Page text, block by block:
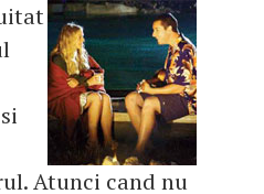
Atunci cand nu